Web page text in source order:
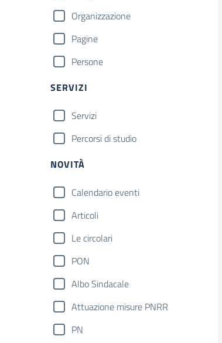
Organizzazione
Pagine
Persone
SERVIZI
Servizi
Percorsi di studio
NOVITÀ
Calendario eventi
Articoli
Le circolari
PON
Albo Sindacale
Attuazione misure PNRR
PN